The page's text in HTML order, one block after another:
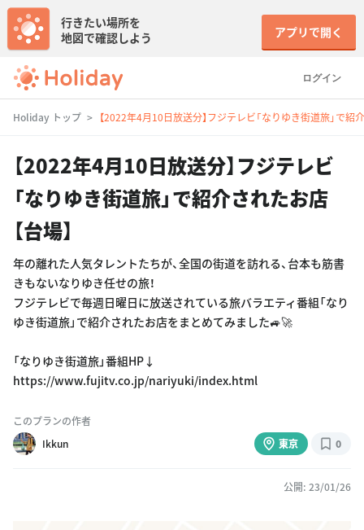
ログイン
行きたい場所を
地図で確認しよう
アプリで開く
Holiday トップ 【2022年4月10日放送分】フジテレビ「なりゆき街道旅」で紹
【2022年4月10日放送分】フジテレビ
「なりゆき街道旅」で紹介されたお店
【台場】
年の離れた人気タレントたちが、全国の街道を訪れる、台本も筋書
きもないなりゆき任せの旅！
フジテレビで毎週日曜日に放送されている旅バラエティ番組「なり
ゆき街道旅」で紹介されたお店をまとめてみました🚙🚀
「なりゆき街道旅」番組HP↓
https://www.fujitv.co.jp/nariyuki/index.html
このプランの作者
Ikkun
東京 0
公開: 23/01/26